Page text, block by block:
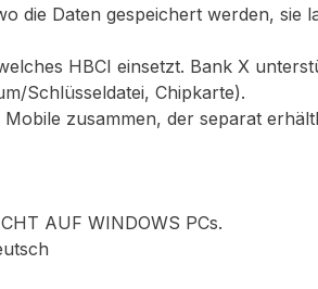
die Daten gespeichert werden, sie
HBCI einsetzt. Bank X
Schlüsseldatei, Chipkarte).
zusammen, der separat
AUF WINDOWS PCs.